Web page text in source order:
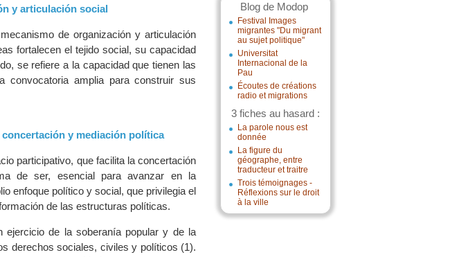
Blog de Modop
Festival Images
migrantes "Du migrant
au sujet politique"
Universitat
Internacional de la
Pau
Écoutes de créations
radio et migrations
3 fiches au hasard :
La parole nous est
donnée
La figure du
géographe, entre
traducteur et traitre
Trois témoignages -
Réflexions sur le droit
à la ville
y articulación social
de organización y articulación
fortalecen el tejido social, su capacidad
se refiere a la capacidad que tienen las
convocatoria amplia para construir sus
y mediación política
participativo, que facilita la concertación
de ser, esencial para avanzar en la
enfoque político y social, que privilegia el
de las estructuras políticas.
ejercicio de la soberanía popular y de la
derechos sociales, civiles y políticos (1).